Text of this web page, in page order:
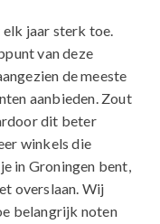
elk jaar sterk toe.
van deze
de meeste
aanbieden. Zout
dit beter
winkels die
in Groningen bent,
overslaan. Wij
belangrijk noten